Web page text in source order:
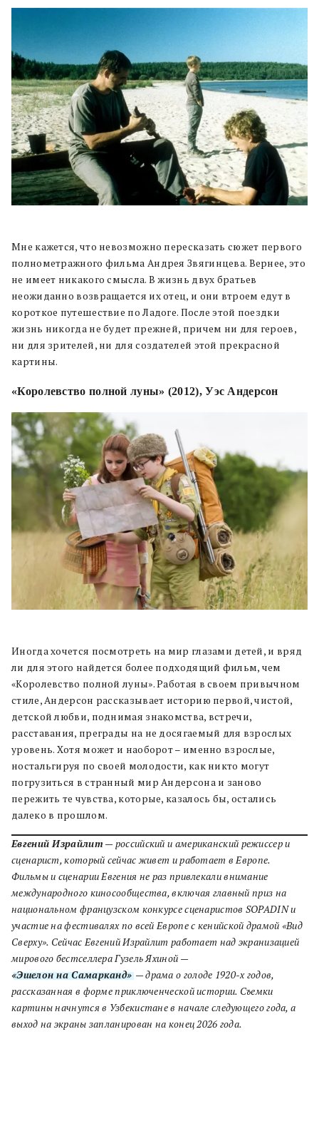
Мне кажется, что невозможно пересказать сюжет первого
полнометражного фильма Андрея Звягинцева. Вернее, это
не имеет никакого смысла. В жизнь двух братьев
неожиданно возвращается их отец, и они втроем едут в
короткое путешествие по Ладоге. После этой поездки
жизнь никогда не будет прежней, причем ни для героев,
ни для зрителей, ни для создателей этой прекрасной
картины.
«Королевство полной луны» (2012), Уэс Андерсон
Иногда хочется посмотреть на мир глазами детей, и вряд
ли для этого найдется более подходящий фильм, чем
«Королевство полной луны». Работая в своем привычном
стиле, Андерсон рассказывает историю первой, чистой,
детской любви, поднимая знакомства, встречи,
расставания, преграды на не досягаемый для взрослых
уровень. Хотя может и наоборот – именно взрослые,
ностальгируя по своей молодости, как никто могут
погрузиться в странный мир Андерсона и заново
пережить те чувства, которые, казалось бы, остались
далеко в прошлом.
Евгений Израйлит — российский и американский режиссер и
сценарист, который сейчас живет и работает в Европе.
Фильмы и сценарии Евгения не раз привлекали внимание
международного киносообщества, включая главный приз на
национальном французском конкурсе сценаристов SOPADIN и
участие на фестивалях по всей Европе с кенийской драмой «Вид
Сверху». Сейчас Евгений Израйлит работает над экранизацией
мирового бестселлера Гузель Яхиной —
«Эшелон на Самарканд» — драма о голоде 1920-х годов,
рассказанная в форме приключенческой истории. Съемки
картины начнутся в Узбекистане в начале следующего года, а
выход на экраны запланирован на конец 2026 года.